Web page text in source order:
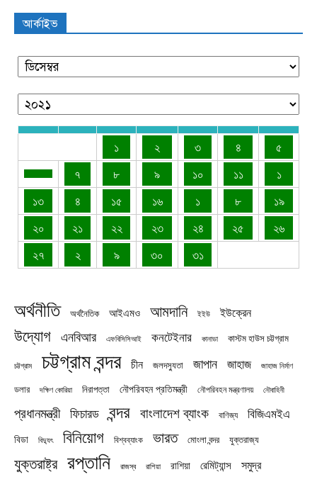
আর্কাইভ
১ ২ ৩ ৪
৫
৭
৮ ৯ ১০ ১১
১
১৩
৪ ১৫ ১৬ ১ ৮
১৯
২০
২১ ২২ ২৩ ২৪ ২৫
২৬
২৭
২ ৯ ৩০ ৩১
অর্থনীতি অর্থনৈতিক আইএমও আমদানি ইইউ ইউক্রেন
উদ্যোগ এনবিআর এফবিসিসিআই কনটেইনার কানাডা কাস্টম হাউস চট্টগ্রাম
চট্টগ্রাম চট্টগ্রাম বন্দর চীন জলদস্যুতা জাপান জাহাজ জাহাজ নির্মাণ
ডলার দক্ষিণ কোরিয়া নিরাপত্তা নৌপরিবহন প্রতিমন্ত্রী নৌপরিবহন মন্ত্রণালয় নৌবাহিনী
প্রধানমন্ত্রী ফিচারড বন্দর বাংলাদেশ ব্যাংক বাণিজ্য বিজিএমইএ
বিডা বিদ্যুৎ বিনিয়োগ বিশ্বব্যাংক ভারত মোংলা বন্দর যুক্তরাজ্য
যুক্তরাষ্ট্র রপ্তানি রাজস্ব রাশিয়া রাশিয়া রেমিট্যান্স সমুদ্র